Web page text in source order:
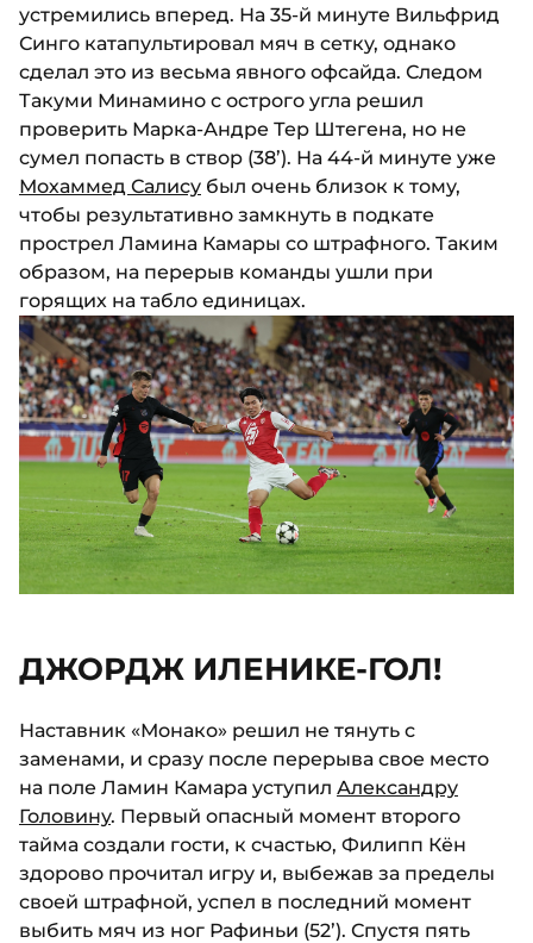
устремились вперед. На 35-й минуте Вильфрид
Синго катапультировал мяч в сетку, однако
сделал это из весьма явного офсайда. Следом
Такуми Минамино с острого угла решил
проверить Марка-Андре Тер Штегена, но не
сумел попасть в створ (38’). На 44-й минуте уже
Мохаммед Салису был очень близок к тому,
чтобы результативно замкнуть в подкате
прострел Ламина Камары со штрафного. Таким
образом, на перерыв команды ушли при
горящих на табло единицах.
ДЖОРДЖ ИЛЕНИКЕ-ГОЛ!
Наставник «Монако» решил не тянуть с
заменами, и сразу после перерыва свое место
на поле Ламин Камара уступил Александру
Головину. Первый опасный момент второго
тайма создали гости, к счастью, Филипп Кён
здорово прочитал игру и, выбежав за пределы
своей штрафной, успел в последний момент
выбить мяч из ног Рафиньи (52’). Спустя пять